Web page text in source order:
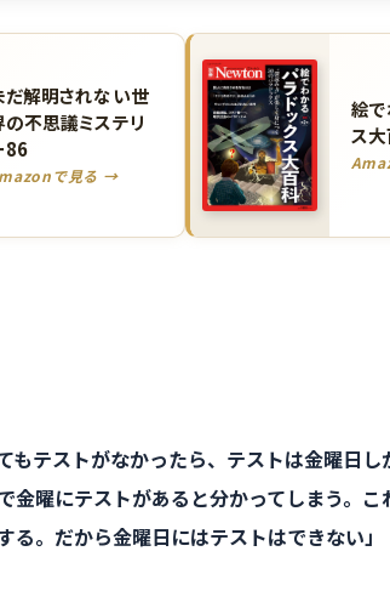
だ解明されない世
の不思議ミステリ
86
で見る →
絵
ス
もテストがなかったら、テストは金曜日
金曜にテストがあると分かってしまう。こ
る。だから金曜日にはテストはできない」